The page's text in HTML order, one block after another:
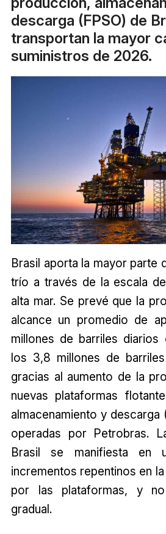
descarga (FPSO) de
transportan la mayor
suministros de 2026.
Brasil aporta la mayor parte
trío a través de la escala
alta mar. Se prevé que la
alcance un promedio de
millones de barriles
los 3,8 millones de
gracias al aumento de la
nuevas plataformas
almacenamiento y descarga
operadas por Petrobras.
Brasil se manifiesta en
incrementos repentinos en
por las plataformas, y
gradual.